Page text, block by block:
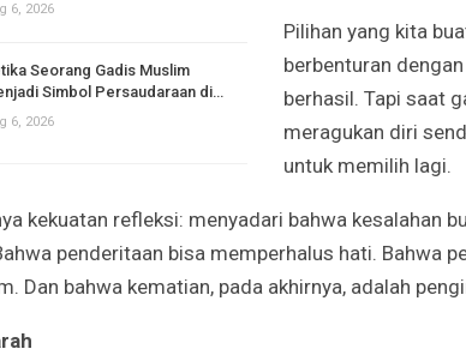
6, 2026
Seorang Gadis Muslim
Simbol Persaudaraan di…
6, 2026
Pilihan yang kita
berbenturan
berhasil. Tapi saat
meragukan diri
untuk memilih lagi.
kekuatan refleksi: menyadari bahwa kesalahan
penderitaan bisa memperhalus hati. Bahwa
Dan bahwa kematian, pada akhirnya, adalah